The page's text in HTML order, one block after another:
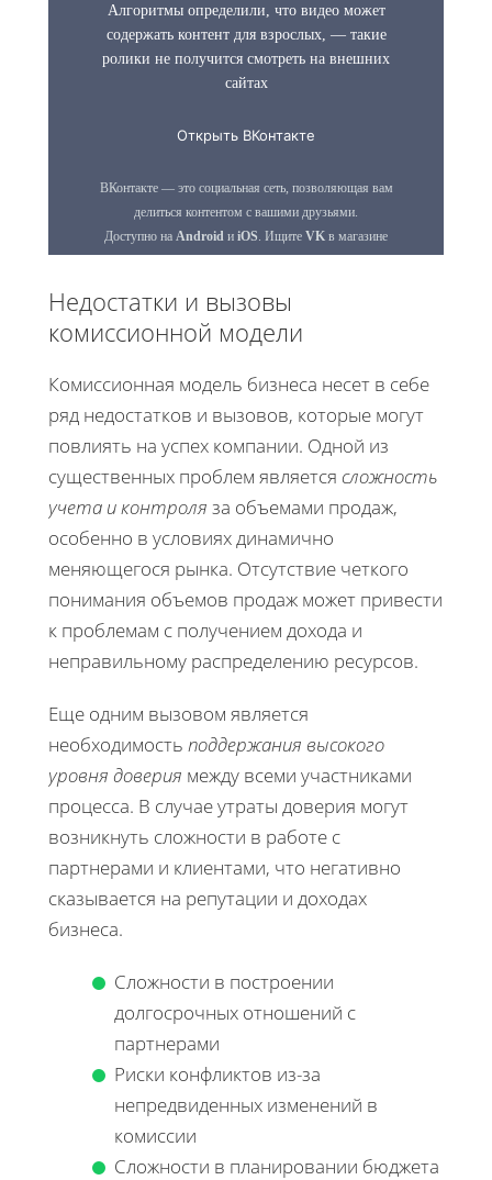
Недостатки и вызовы
комиссионной модели
Комиссионная модель бизнеса несет в себе
ряд недостатков и вызовов, которые могут
повлиять на успех компании. Одной из
существенных проблем является сложность
учета и контроля за объемами продаж,
особенно в условиях динамично
меняющегося рынка. Отсутствие четкого
понимания объемов продаж может привести
к проблемам с получением дохода и
неправильному распределению ресурсов.
Еще одним вызовом является
необходимость поддержания высокого
уровня доверия между всеми участниками
процесса. В случае утраты доверия могут
возникнуть сложности в работе с
партнерами и клиентами, что негативно
сказывается на репутации и доходах
бизнеса.
Сложности в построении
долгосрочных отношений с
партнерами
Риски конфликтов из-за
непредвиденных изменений в
комиссии
Сложности в планировании бюджета